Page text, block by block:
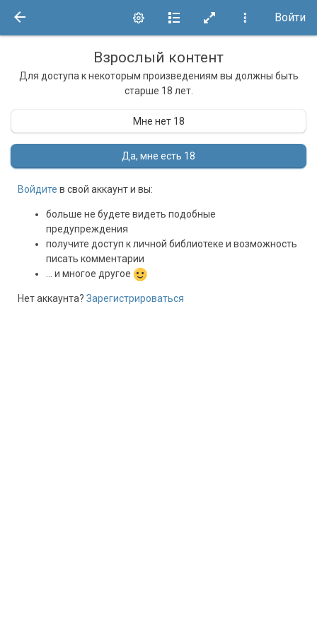
Войти
Взрослый контент
Для доступа к некоторым произведениям вы должны быть
старше 18 лет.
Мне нет 18
Да, мне есть 18
Войдите в свой аккаунт и вы:
больше не будете видеть подобные
предупреждения
получите доступ к личной библиотеке и возможность
писать комментарии
... и многое другое
Нет аккаунта? Зарегистрироваться